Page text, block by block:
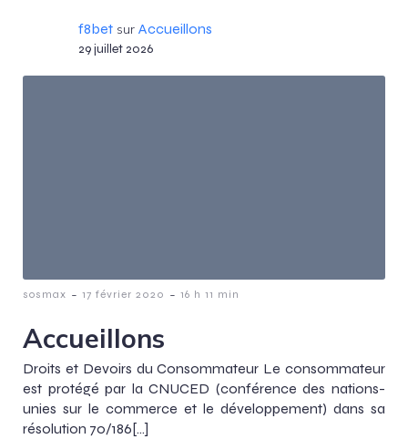
f8betsur Accueillons
29 juillet 2026
sosmax - 17 février 2020 - 16 h 11 min
Accueillons
Droits et Devoirs du Consommateur Le consommateur
est protégé par la CNUCED (conférence des nations-
unies sur le commerce et le développement) dans sa
résolution 70/186[…]